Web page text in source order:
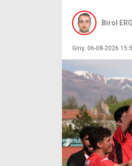
Birol
Giriş: 06-08-2026